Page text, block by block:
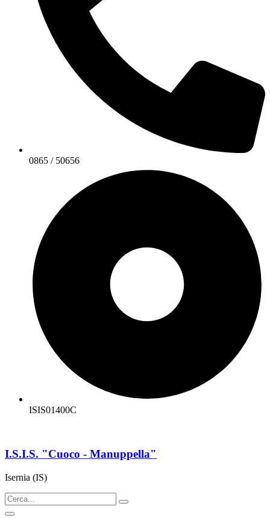
0865 / 50656
ISIS01400C
I.S.I.S. "Cuoco - Manuppella"
Isernia (IS)